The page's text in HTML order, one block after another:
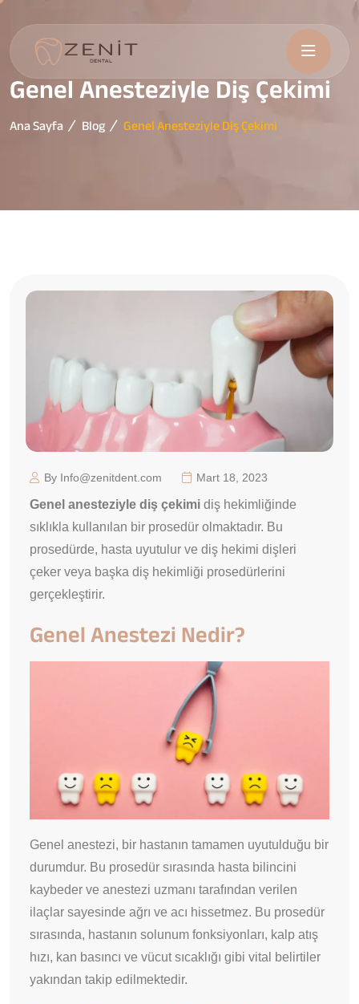
Genel Anesteziyle Diş Çekimi
Ana Sayfa Blog Genel Anesteziyle Diş Çekimi
By Info@zenitdent.com Mart 18, 2023
Genel anesteziyle diş çekimi diş hekimliğinde
sıklıkla kullanılan bir prosedür olmaktadır. Bu
prosedürde, hasta uyutulur ve diş hekimi dişleri
çeker veya başka diş hekimliği prosedürlerini
gerçekleştirir.
Genel Anestezi Nedir?
Genel anestezi, bir hastanın tamamen uyutulduğu bir
durumdur. Bu prosedür sırasında hasta bilincini
kaybeder ve anestezi uzmanı tarafından verilen
ilaçlar sayesinde ağrı ve acı hissetmez. Bu prosedür
sırasında, hastanın solunum fonksiyonları, kalp atış
hızı, kan basıncı ve vücut sıcaklığı gibi vital belirtiler
yakından takip edilmektedir.